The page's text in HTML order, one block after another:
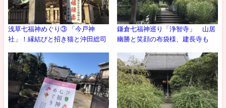
浅草七福神めぐり③ 「今戸神
社」！縁結びと招き猫と沖田総司
鎌倉七福神巡り「浄智寺」 山居
幽勝と笑顔の布袋様、建長寺も